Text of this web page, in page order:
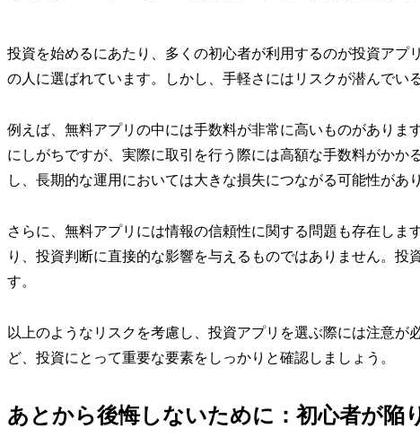
投資を始めるにあたり、多くの初心者が利用するのが投資アプ
の人に選ばれています。しかし、手軽さにはリスクが潜んでい
例えば、無料アプリの中には手数料が非常に高いものがありま
にしがちですが、実際に取引を行う際には高額な手数料がか
し、長期的な運用においては大きな損失につながる可能性があ
さらに、無料アプリには情報の信頼性に関する問題も存在し
り、投資判断に直接的な影響を与えるものではありません。
す。
以上のようなリスクを考慮し、投資アプリを選ぶ際には注意
ど、投資にとって重要な要素をしっかりと確認しましょう。
あとから後悔しないために：初心者が陥